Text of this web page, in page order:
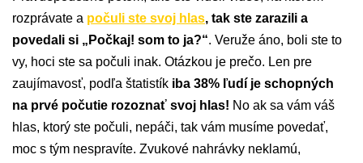
rozprávate a počuli ste svoj hlas, tak ste zarazili a
povedali si „Počkaj! som to ja?“. Veruže áno, boli ste to
vy, hoci ste sa počuli inak. Otázkou je prečo. Len pre
zaujímavosť, podľa štatistík iba 38% ľudí je schopných
na prvé počutie rozoznať svoj hlas! No ak sa vám váš
hlas, ktorý ste počuli, nepáči, tak vám musíme povedať,
moc s tým nespravíte. Zvukové nahrávky neklamú,